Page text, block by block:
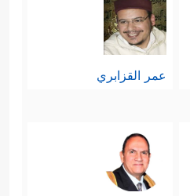
عمر القزابري